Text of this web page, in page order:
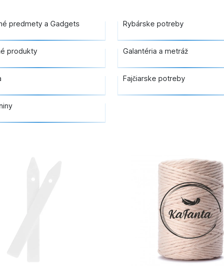
predmety a Gadgets Rybárske potreby
produkty Galantéria a metráž
Fajčiarske potreby